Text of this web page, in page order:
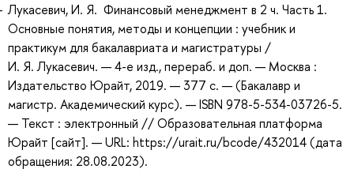
Лукасевич, И. Я. Финансовый менеджмент в 2 ч. Часть 1.
Основные понятия, методы и концепции : учебник и
практикум для бакалавриата и магистратуры /
И. Я. Лукасевич. — 4-е изд., перераб. и доп. — Москва :
Издательство Юрайт, 2019. — 377 с. — (Бакалавр и
магистр. Академический курс). — ISBN 978-5-534-03726-5.
— Текст : электронный // Образовательная платформа
Юрайт [сайт]. — URL: https://urait.ru/bcode/432014 (дата
обращения: 28.08.2023).